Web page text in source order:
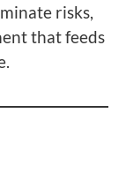
risks,
that feeds